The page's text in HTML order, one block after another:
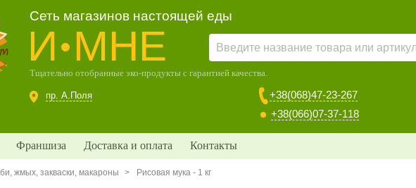
Сеть магазинов настоящей еды
И МНЕ
Тщательно отобранные эко-продукты с гарантией качества.
пр. А.Поля
+38(068)47-23-267
+38(066)07-37-118
Франшиза Доставка и оплата Контакты
жмых, закваски, макароны > Рисовая мука - 1 кг